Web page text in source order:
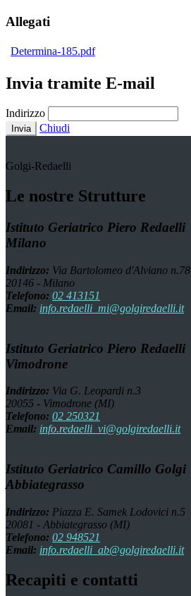
Allegati
Determina-185.pdf
Invia tramite E-mail
Indirizzo
Invia Chiudi
Golgi-Redaelli
Le nostre Strutture
Istituto Geriatrico Piero Redaelli
Milano
Indirizzo: Via Bartolomeo d'Alviano n.78
20146 - Milano
Telefono: 02 413151
Email: info.redaelli_mi@golgiredaelli.it
Istituto Geriatrico Piero Redaelli
Vimodrone
Indirizzo: Via G. Leopardi n.3
20055 - Vimodrone (MI)
Telefono: 02 250321
Email: info.redaelli_vi@golgiredaelli.it
Istituto Geriatrico Camillo Golgi
Abbiategrasso
Indirizzo: Piazza E. Samek Lodovici n.5
20081 - Abbiategrasso (MI)
Telefono: 02 948521
Email: info.redaelli_ab@golgiredaelli.it
Recapiti e contatti